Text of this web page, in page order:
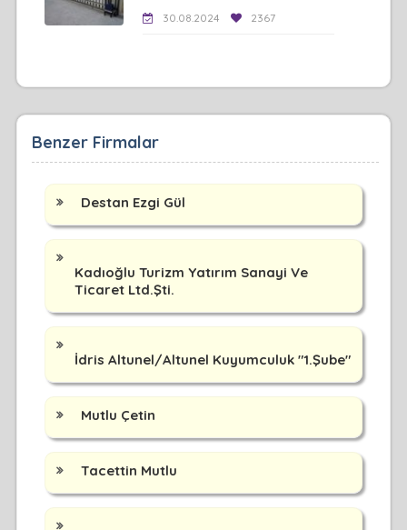
30.08.2024 2367
Benzer Firmalar
Destan Ezgi Gül
Kadıoğlu Turizm Yatırım Sanayi Ve
Ticaret Ltd.Şti.
İdris Altunel/Altunel Kuyumculuk "1.Şube"
Mutlu Çetin
Tacettin Mutlu